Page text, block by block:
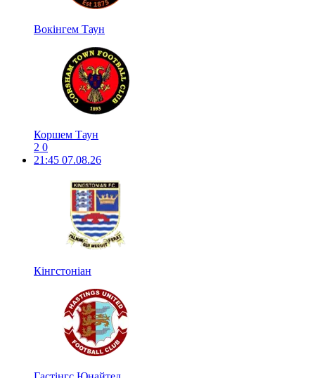
Вокінгем Таун
Коршем Таун
2 0
21:45 07.08.26
Кінгстоніан